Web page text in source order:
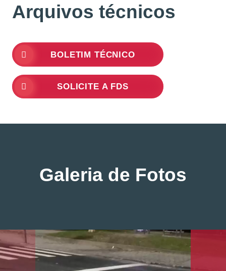
Arquivos técnicos
BOLETIM TÉCNICO
SOLICITE A FDS
Galeria de Fotos